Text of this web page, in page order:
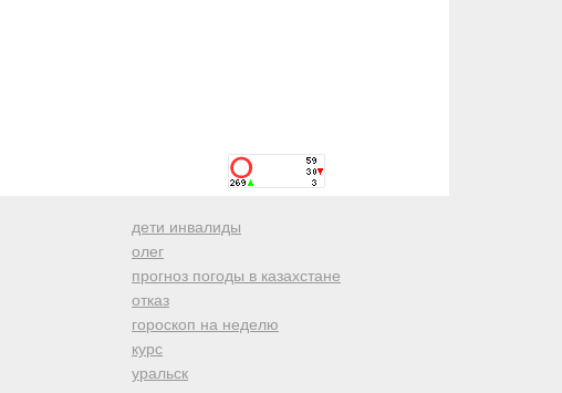
дети инвалиды
олег
прогноз погоды в казахстане
отказ
гороскоп на неделю
курс
уральск